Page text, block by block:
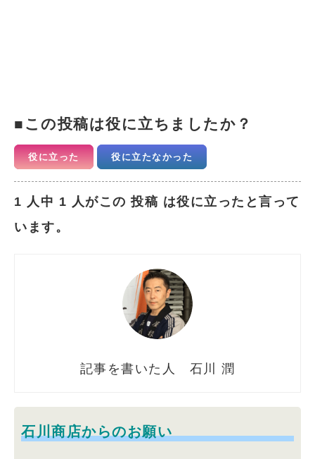
この投稿は役に立ちましたか？
役に立った 役に立たなかった
1 人中 1 人がこの 投稿 は役に立ったと言って
います。
石川 潤
石川商店からのお願い